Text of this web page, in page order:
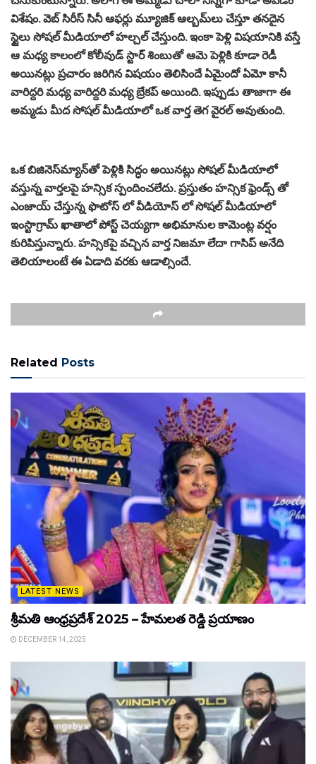
విశేషం. వెబ్ సిరీస్ సినీ ఆఫర్లు మ్యూజిక్ ఆల్బమ్‌లు చేస్తూ తనదైన
స్టైలు సోషల్ మీడియాలో హల్చల్ చేస్తుంది. ఇంకా పెళ్లి విషయానికి వస్తే
ఆ మధ్య కాలంలో కోలీవుడ్ స్టార్ శింబుతో ఆమె పెళ్లికి కూడా రెడీ
అయినట్లు ప్రచారం జరిగిన విషయం తెలిసిందే ఏమైందో ఏమో కానీ
వారిద్దరి మధ్య వారిద్దరి మధ్య బ్రేకప్ అయింది. ఇప్పుడు తాజాగా ఈ
అమ్మడు మీద సోషల్ మీడియాలో ఒక వార్త తెగ వైరల్ అవుతుంది.
ఒక బిజినెస్‌మ్యాన్‌తో పెళ్లికి సిద్ధం అయినట్లు సోషల్ మీడియాలో
వస్తున్న వార్తలపై హన్సిక స్పందించలేదు. ప్రస్తుతం హన్సిక ఫ్రెండ్స్ తో
ఎంజాయ్ చేస్తున్న ఫొటోస్ లో వీడియోస్ లో సోషల్ మీడియాలో
ఇంస్టాగ్రామ్ ఖాతాలో పోస్ట్ చెయ్యగా అభిమానుల కామెంట్ల వర్షం
కురిపిస్తున్నారు. హన్సికపై వచ్చిన వార్త నిజమా లేదా గాసిప్ అనేది
తెలియాలంటే ఈ ఏడాది వరకు ఆడాల్సిందే.
Related Posts
LATEST NEWS
శ్రీమతి ఆంధ్రప్రదేశ్ 2025 – హేమలత రెడ్డి ప్రయాణం
DECEMBER 14, 2025